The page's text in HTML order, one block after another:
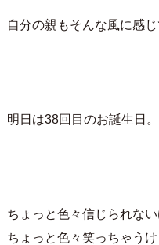
自分の親もそんな風に感
明日は38回目のお誕生日。
ちょっと色々信じられな
ちょっと色々笑っちゃう